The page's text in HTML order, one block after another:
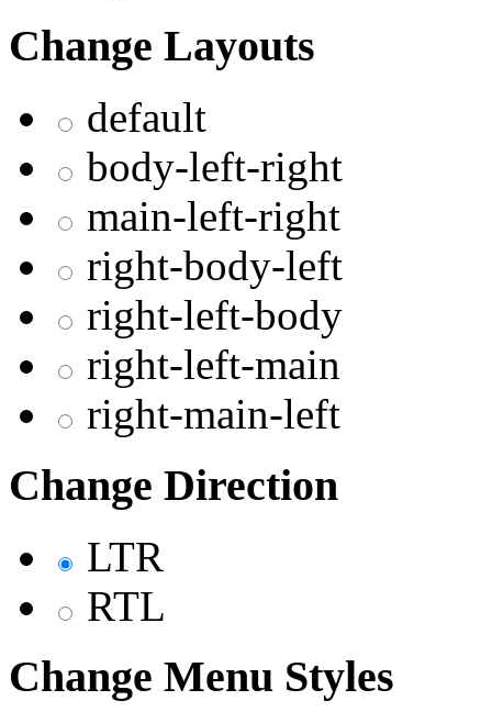
Change Layouts
default
body-left-right
main-left-right
right-body-left
right-left-body
right-left-main
right-main-left
Change Direction
LTR
RTL
Change Menu Styles